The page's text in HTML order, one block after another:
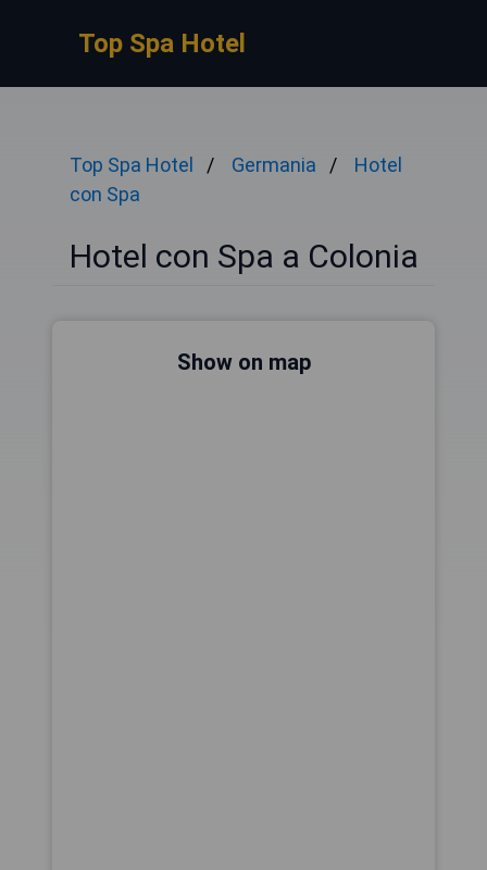
Top Spa Hotel
Top Spa Hotel Germania
Hotel
con Spa
Hotel con Spa a Colonia
Show on map